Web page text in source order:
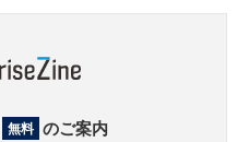
無料 のご案内